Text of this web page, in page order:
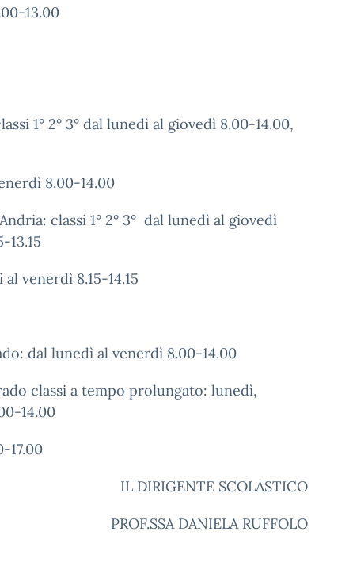
13.00
1° 2° 3° dal lunedì al giovedì 8.00-14.00,
8.00-14.00
classi 1° 2° 3° dal lunedì al giovedì
13.15
venerdì 8.15-14.15
dal lunedì al venerdì 8.00-14.00
classi a tempo prolungato: lunedì,
14.00
17.00
IL DIRIGENTE SCOLASTICO
PROF.SSA DANIELA RUFFOLO